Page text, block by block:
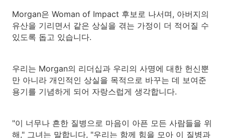
Morgan은 Woman of Impact 후보로 나서며, 아버지의
유산을 기리면서 같은 상실을 겪는 가정이 더 적어질 수
있도록 돕고 있습니다.
우리는 Morgan의 리더십과 우리의 사명에 대한 헌신뿐
만 아니라 개인적인 상실을 목적으로 바꾸는 데 보여준
용기를 기념하게 되어 자랑스럽게 생각합니다.
"이 너무나 흔한 질병으로 마음이 아픈 모든 사람들을 위
해," 그녀는 말합니다, "우리는 함께 힘을 모아 이 질병과